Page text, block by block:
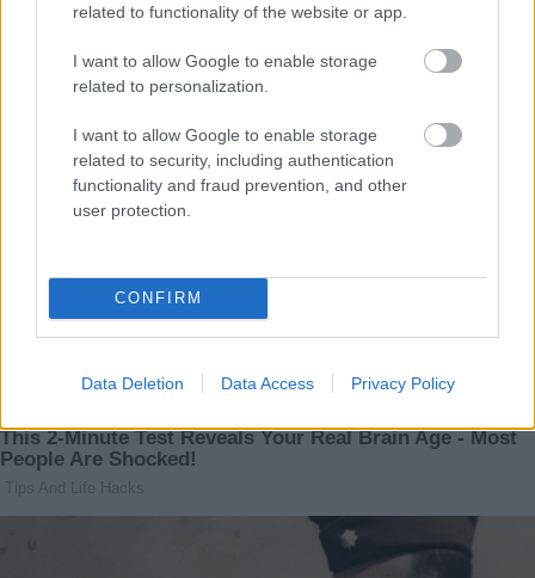
related to functionality of the website or app.
I want to allow Google to enable storage
related to personalization.
I want to allow Google to enable storage
related to security, including authentication
functionality and fraud prevention, and other
user protection.
CONFIRM
Data Deletion Data Access Privacy Policy